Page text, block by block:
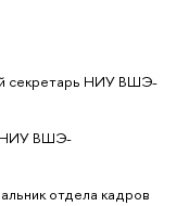
секретарь НИУ ВШЭ-
НИУ ВШЭ-
отдела кадров